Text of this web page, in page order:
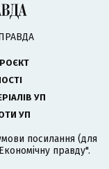
УП
УП
посилання (для
правду".